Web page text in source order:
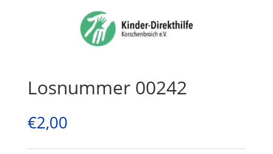
Losnummer 00242
€2,00